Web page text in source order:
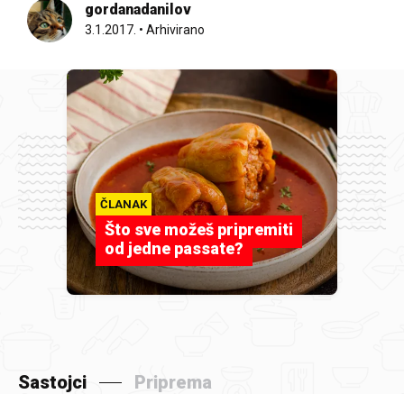
gordanadanilov
3.1.2017. • Arhivirano
ČLANAK
Što sve možeš pripremiti
od jedne passate?
Sastojci Priprema